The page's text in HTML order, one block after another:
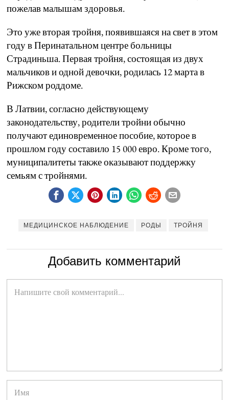
пожелав малышам здоровья.
Это уже вторая тройня, появившаяся на свет в этом
году в Перинатальном центре больницы
Страдиньша. Первая тройня, состоящая из двух
мальчиков и одной девочки, родилась 12 марта в
Рижском роддоме.
В Латвии, согласно действующему
законодательству, родители тройни обычно
получают единовременное пособие, которое в
прошлом году составило 15 000 евро. Кроме того,
муниципалитеты также оказывают поддержку
семьям с тройнями.
МЕДИЦИНСКОЕ НАБЛЮДЕНИЕ РОДЫ ТРОЙНЯ
Добавить комментарий